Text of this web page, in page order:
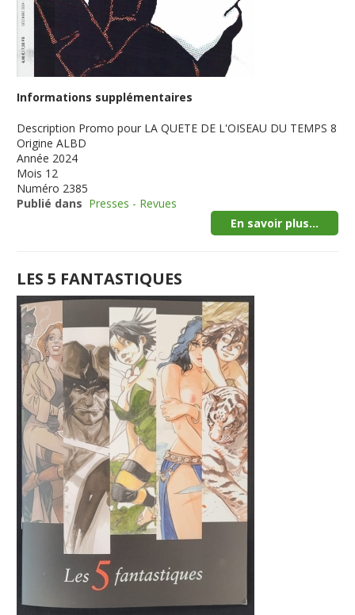
Informations supplémentaires
Description Promo pour LA QUETE DE L'OISEAU DU TEMPS 8
Origine ALBD
Année 2024
Mois 12
Numéro 2385
Publié dans Presses - Revues
En savoir plus...
LES 5 FANTASTIQUES